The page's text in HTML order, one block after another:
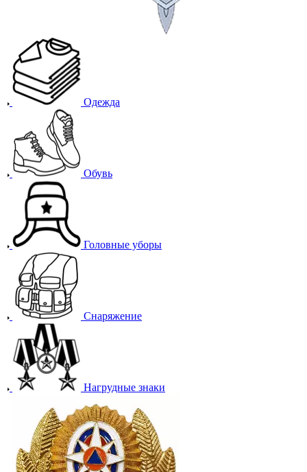
Одежда
Обувь
Головные уборы
Снаряжение
Нагрудные знаки